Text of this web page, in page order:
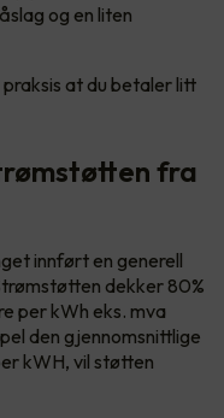
og en liten
at du betaler litt
fra
innført en generell
dekker 80%
per kWh eks. mva
den gjennomsnittlige
kWH, vil støtten